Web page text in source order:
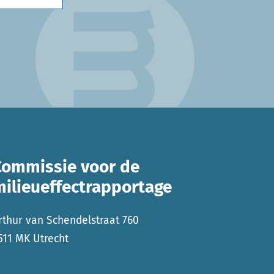
voor de
van Schendelstraat 760
MK Utrecht